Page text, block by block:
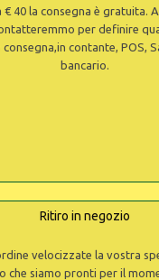
40 la consegna è gratuita.
per definire
contante, POS,
bancario.
Ritiro in negozio
velocizzate la vostra
che siamo pronti per il